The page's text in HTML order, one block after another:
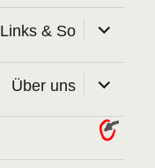
Links & So öffnen
Über uns öffnen